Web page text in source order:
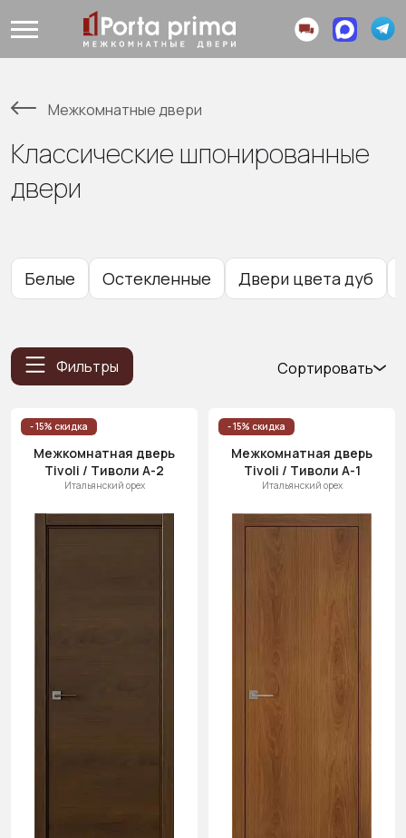
Межкомнатные двери
Классические шпонированные
двери
Белые Остекленные Двери цвета дуб
Фильтры
Сортировать
Цена
(возр.)
Цена (убыв.)
новинки
- 15% скидка
Межкомнатная дверь
Tivoli / Тиволи А-2
Итальянский орех
- 15% скидка
Межкомнатная дверь
Tivoli / Тиволи А-1
Итальянский орех